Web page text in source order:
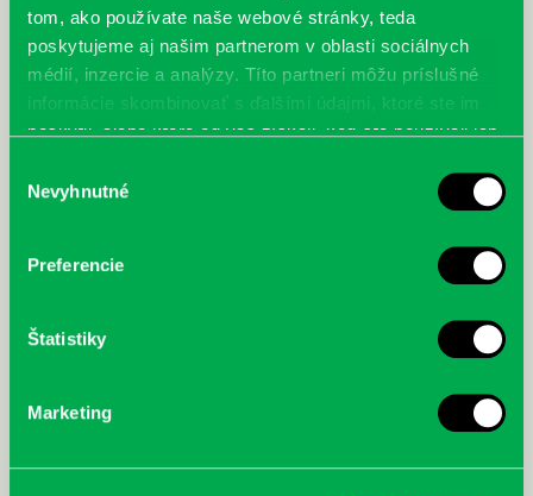
tom, ako používate naše webové stránky, teda
poskytujeme aj našim partnerom v oblasti sociálnych
médií, inzercie a analýzy. Títo partneri môžu príslušné
informácie skombinovať s ďalšími údajmi, ktoré ste im
poskytli, alebo ktoré od vás získali, keď ste používali ich
súhlasu
Nevyhnutné
Preferencie
Štatistiky
Marketing
cyklistu modernej doby:
nezastaviteľný